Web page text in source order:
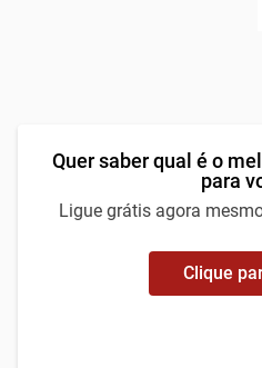
Quer saber qual é o
para
Ligue grátis agora
Clique